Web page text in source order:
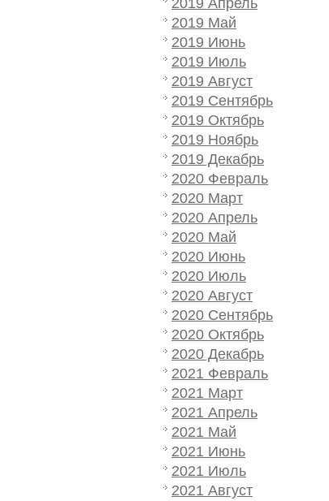
2019 Апрель
2019 Май
2019 Июнь
2019 Июль
2019 Август
2019 Сентябрь
2019 Октябрь
2019 Ноябрь
2019 Декабрь
2020 Февраль
2020 Март
2020 Апрель
2020 Май
2020 Июнь
2020 Июль
2020 Август
2020 Сентябрь
2020 Октябрь
2020 Декабрь
2021 Февраль
2021 Март
2021 Апрель
2021 Май
2021 Июнь
2021 Июль
2021 Август